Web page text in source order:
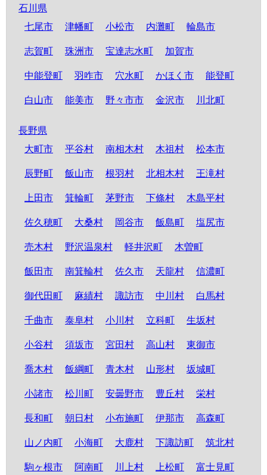
石川県
七尾市
津幡町 小松市 内灘町 輪島市
志賀町 珠洲市 宝達志水町 加賀市
中能登町 羽咋市 穴水町 かほく市 能登町
白山市 能美市 野々市市 金沢市 川北町
長野県
大町市
平谷村 南相木村 木祖村 松本市
辰野町 飯山市 根羽村 北相木村 王滝村
上田市 箕輪町 茅野市 下條村 木島平村
佐久穂町 大桑村 岡谷市 飯島町 塩尻市
売木村 野沢温泉村 軽井沢町 木曽町
飯田市 南箕輪村 佐久市 天龍村 信濃町
御代田町 麻績村 諏訪市 中川村 白馬村
千曲市 泰阜村 小川村 立科町 生坂村
小谷村 須坂市 宮田村 高山村 東御市
喬木村 飯綱町 青木村 山形村 坂城町
小諸市 松川町 安曇野市 豊丘村 栄村
長和町 朝日村 小布施町 伊那市 高森町
山ノ内町 小海町 大鹿村 下諏訪町 筑北村
駒ヶ根市 阿南町 川上村 上松町 富士見町